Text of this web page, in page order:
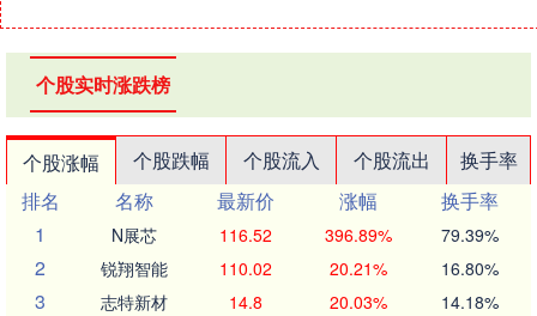
个股实时涨跌榜
个股涨幅 个股跌幅 个股流入 个股流出
换手率
排名
名称 最新价 涨幅
换手率
1
N展芯 116.52 396.89% 79.39%
2 锐翔智能 110.02 20.21% 16.80%
3 志特新材 14.8 20.03% 14.18%